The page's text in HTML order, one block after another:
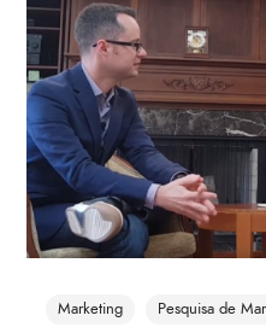
Marketing Pesquisa de